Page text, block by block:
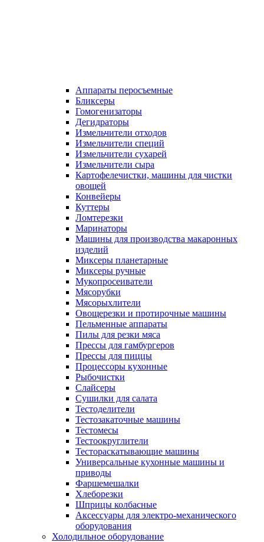
Аппараты перосъемные
Бликсеры
Гомогенизаторы
Дегидраторы
Измельчители отходов
Измельчители специй
Измельчители сухарей
Измельчители сыра
Картофелечистки, машины для чистки
овощей
Конвейеры
Куттеры
Ломтерезки
Маринаторы
Машины для производства макаронных
изделий
Миксеры планетарные
Миксеры ручные
Мукопросеиватели
Мясорубки
Мясорыхлители
Овощерезки и протирочные машины
Пельменные аппараты
Пилы для резки мяса
Прессы для гамбургеров
Прессы для пиццы
Процессоры кухонные
Рыбочистки
Слайсеры
Сушилки для салата
Тестоделители
Тестозакаточные машины
Тестомесы
Тестоокруглители
Тестораскатывающие машины
Универсальные кухонные машины и
приводы
Фаршемешалки
Хлеборезки
Шприцы колбасные
Аксессуары для электро-механического
оборудования
Холодильное оборудование